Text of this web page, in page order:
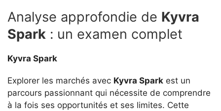
Analyse approfondie de Kyvra
Spark : un examen complet
Kyvra Spark
Explorer les marchés avec Kyvra Spark est un
parcours passionnant qui nécessite de comprendre
à la fois ses opportunités et ses limites. Cette